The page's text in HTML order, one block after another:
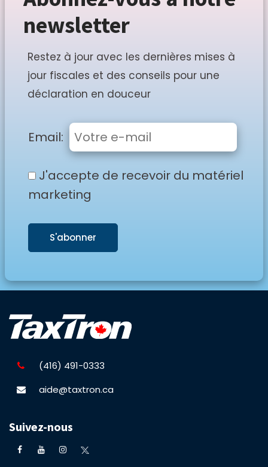
newsletter
Restez à jour avec les dernières mises à
jour fiscales et des conseils pour une
déclaration en douceur
Email:
J'accepte de recevoir du matériel
marketing
S'abonner
(416) 491-0333
aide@taxtron.ca
Suivez-nous